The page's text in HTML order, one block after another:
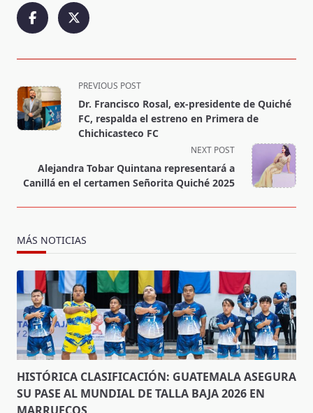
<span
class="nav-
subtitle
screen-
text">Page</span>
PREVIOUS POST
Dr. Francisco Rosal, ex‑presidente de Quiché
FC, respalda el estreno en Primera de
Chichicasteco FC
NEXT POST
Alejandra Tobar Quintana representará a
Canillá en el certamen Señorita Quiché 2025
MÁS NOTICIAS
HISTÓRICA CLASIFICACIÓN: GUATEMALA ASEGURA
SU PASE AL MUNDIAL DE TALLA BAJA 2026 EN